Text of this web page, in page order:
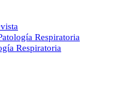
Respiratoria
Respiratoria